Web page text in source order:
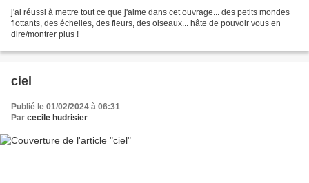
j'ai réussi à mettre tout ce que j'aime dans cet ouvrage... des petits mondes
flottants, des échelles, des fleurs, des oiseaux... hâte de pouvoir vous en
dire/montrer plus !
ciel
Publié le 01/02/2024 à 06:31
Par cecile hudrisier